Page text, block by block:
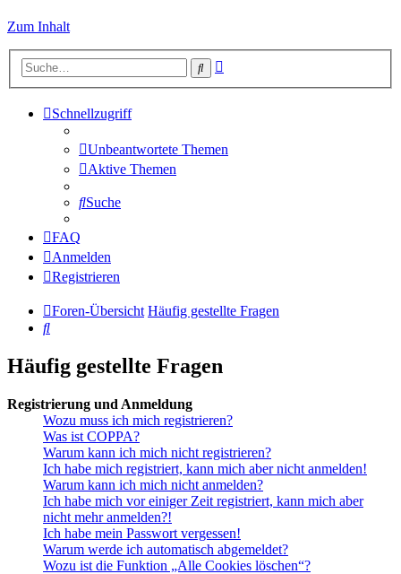
Zum Inhalt
Suche
Schnellzugriff
Unbeantwortete Themen
Aktive Themen
Suche
FAQ
Anmelden
Registrieren
Foren-Übersicht Häufig gestellte Fragen
Suche
Häufig gestellte Fragen
Registrierung und Anmeldung
Wozu muss ich mich registrieren?
Was ist COPPA?
Warum kann ich mich nicht registrieren?
Ich habe mich registriert, kann mich aber nicht anmelden!
Warum kann ich mich nicht anmelden?
Ich habe mich vor einiger Zeit registriert, kann mich aber
nicht mehr anmelden?!
Ich habe mein Passwort vergessen!
Warum werde ich automatisch abgemeldet?
Wozu ist die Funktion „Alle Cookies löschen“?